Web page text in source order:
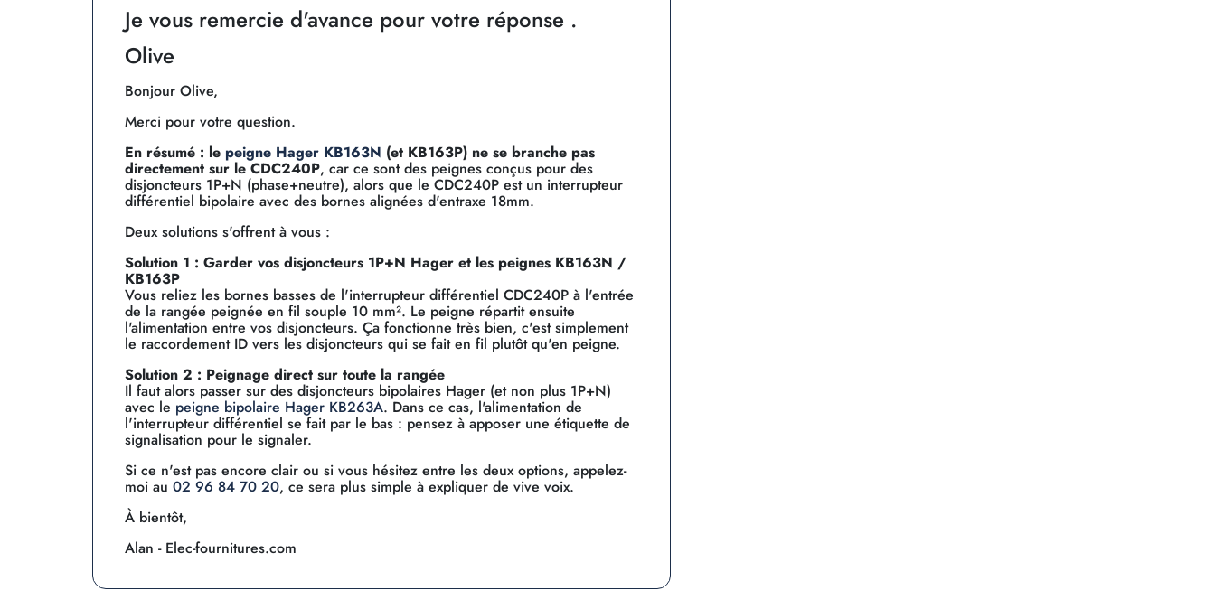
Je vous remercie d'avance pour votre réponse .
Olive
Bonjour Olive,
Merci pour votre question.
En résumé : le peigne Hager KB163N (et KB163P) ne se branche pas
directement sur le CDC240P, car ce sont des peignes conçus pour des
disjoncteurs 1P+N (phase+neutre), alors que le CDC240P est un interrupteur
différentiel bipolaire avec des bornes alignées d'entraxe 18mm.
Deux solutions s'offrent à vous :
Solution 1 : Garder vos disjoncteurs 1P+N Hager et les peignes KB163N /
KB163P
Vous reliez les bornes basses de l'interrupteur différentiel CDC240P à l'entrée
de la rangée peignée en fil souple 10 mm². Le peigne répartit ensuite
l'alimentation entre vos disjoncteurs. Ça fonctionne très bien, c'est simplement
le raccordement ID vers les disjoncteurs qui se fait en fil plutôt qu'en peigne.
Solution 2 : Peignage direct sur toute la rangée
Il faut alors passer sur des disjoncteurs bipolaires Hager (et non plus 1P+N)
avec le peigne bipolaire Hager KB263A. Dans ce cas, l'alimentation de
l'interrupteur différentiel se fait par le bas : pensez à apposer une étiquette de
signalisation pour le signaler.
Si ce n'est pas encore clair ou si vous hésitez entre les deux options, appelez-
moi au02 96 84 70 20, ce sera plus simple à expliquer de vive voix.
À bientôt,
Alan - Elec-fournitures.com